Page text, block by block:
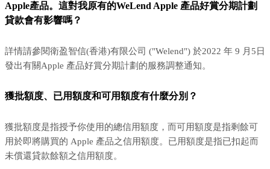
Apple產品。這對我原有的WeLend Apple 產品好賞分期計劃
貸款會有影響嗎？
詳情請參閱衛盈智信(香港)有限公司 ("Welend") 於2022 年 9 月5日
發出有關Apple 產品好賞分期計劃的服務調整通知。
獲批額度、已用額度和可用額度有什麼分別？
獲批額度是指授予你使用的總信用額度，而可用額度是指剩餘可
用於即將購買的 Apple 產品之信用額度。已用額度是指已扣起而
未償還貸款餘額之信用額度。